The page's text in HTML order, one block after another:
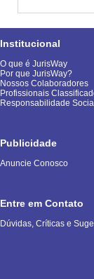
Institucional
O que é JurisWay
Por que JurisWay?
Nossos Colaboradores
Profissionais
Responsabilidade
Publicidade
Anuncie Conosco
Entre em Contato
Dúvidas, Críticas e